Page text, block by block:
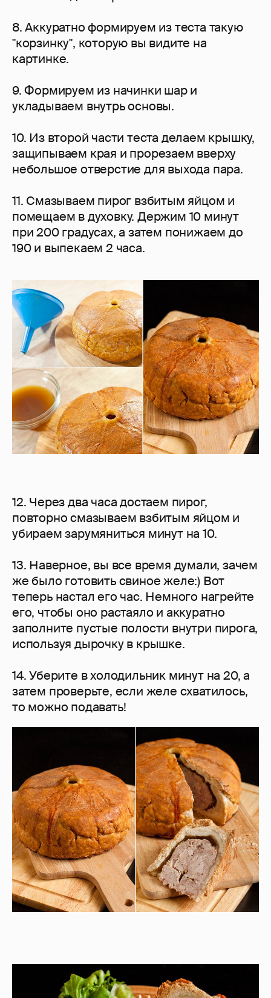
8. Аккуратно формируем из теста такую
"корзинку", которую вы видите на
картинке.
9. Формируем из начинки шар и
укладываем внутрь основы.
10. Из второй части теста делаем крышку,
защипываем края и прорезаем вверху
небольшое отверстие для выхода пара.
11. Смазываем пирог взбитым яйцом и
помещаем в духовку. Держим 10 минут
при 200 градусах, а затем понижаем до
190 и выпекаем 2 часа.
12. Через два часа достаем пирог,
повторно смазываем взбитым яйцом и
убираем зарумяниться минут на 10.
13. Наверное, вы все время думали, зачем
же было готовить свиное желе:) Вот
теперь настал его час. Немного нагрейте
его, чтобы оно растаяло и аккуратно
заполните пустые полости внутри пирога,
используя дырочку в крышке.
14. Уберите в холодильник минут на 20, а
затем проверьте, если желе схватилось,
то можно подавать!